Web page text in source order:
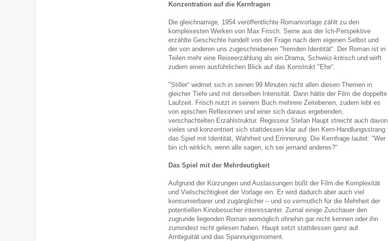
Konzentration auf die Kernfragen
Die gleichnamige, 1954 veröffentlichte Romanvorlage zählt zu den
komplexesten Werken von Max Frisch. Seine aus der Ich-Perspektive
erzählte Geschichte handelt von der Frage nach dem eigenen Selbst und
der von anderen uns zugeschriebenen "fremden Identität“. Der Roman ist in
Teilen mehr eine Reiseerzählung als ein Drama, Schweiz-kritisch und wirft
zudem einen ausführlichen Blick auf das Konstrukt "Ehe“.
"Stiller“ widmet sich in seinen 99 Minuten nicht allen diesen Themen in
gleicher Tiefe und mit derselben Intensität. Dann hätte der Film die doppelte
Laufzeit. Frisch nutzt in seinem Buch mehrere Zeitebenen, zudem lebt es
von epischen Reflexionen und einer sich daraus ergebenden,
verschachtelten Erzählstruktur. Regisseur Stefan Haupt streicht auch davon
vieles und konzentriert sich stattdessen klar auf den Kern-Handlungsstrang:
das Spiel mit Identität, Wahrheit und Erinnerung. Die Kernfrage lautet: "Wer
bin ich wirklich, wenn alle sagen, ich sei jemand anderes?“
Das Spiel mit der Mehrdeutigkeit
Aufgrund der Kürzungen und Auslassungen büßt der Film die Komplexität
und Vielschichtigkeit der Vorlage ein. Er wird dadurch aber auch viel
konsumierbarer und zugänglicher – und so vermutlich für die Mehrheit der
potentiellen Kinobesucher interessanter. Zumal einige Zuschauer den
zugrunde liegenden Roman womöglich ohnehin gar nicht kennen oder ihn
zumindest nicht gelesen haben. Haupt setzt stattdessen ganz auf
Ambiguität und das Spannungsmoment.